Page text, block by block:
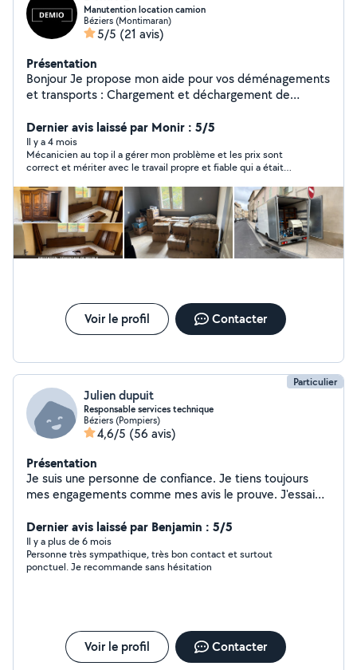
Manutention location camion
Béziers (Montimaran)
5/5 (21 avis)
Présentation
Bonjour Je propose mon aide pour vos déménagements
et transports : Chargement et déchargement de
Démontage / remontage de meubles Organisation et
optimisation du chargement Disponible sur Béziers et
alentours Déplacement dans toute la France possible
Tarif attractif Équipe Sérieux, efficace et motivé
N'hésitez pas à me contacter
Dernier avis laissé par Monir : 5/5
Il y a 4 mois
Mécanicien au top il a gérer mon problème et les prix sont
correct et mériter avec le travail propre et fiable qui a était
Voir le profil Contacter
Particulier
Julien dupuit
Responsable services technique
Béziers (Pompiers)
4,6/5 (56 avis)
Présentation
Je suis une personne de confiance. Je tiens toujours
mes engagements comme mes avis le prouve. J'essaie
l'impondérable.
Dernier avis laissé par Benjamin : 5/5
Il y a plus de 6 mois
Personne très sympathique, très bon contact et surtout
ponctuel. Je recommande sans hésitation
Voir le profil Contacter